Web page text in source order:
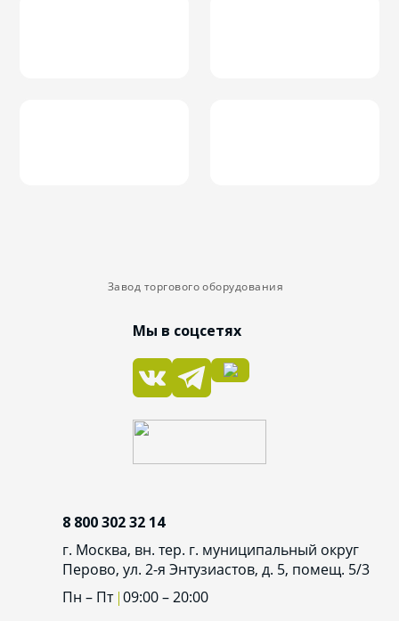
Завод торгового оборудования
Мы в соцсетях
8 800 302 32 14
г. Москва, вн. тер. г. муниципальный округ
Перово, ул. 2-я Энтузиастов, д. 5, помещ. 5/3
Пн – Пт 09:00 – 20:00